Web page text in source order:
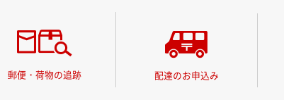
郵便・荷物の追跡 配達のお申込み